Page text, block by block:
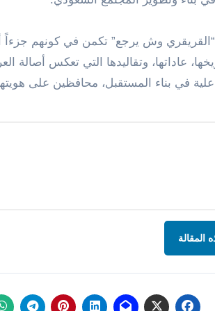
وش يرجع” تكمن في كونهم جزءاً
عاداتها، وتقاليدها التي تعكس
في بناء المستقبل، محافظين على
المقالة